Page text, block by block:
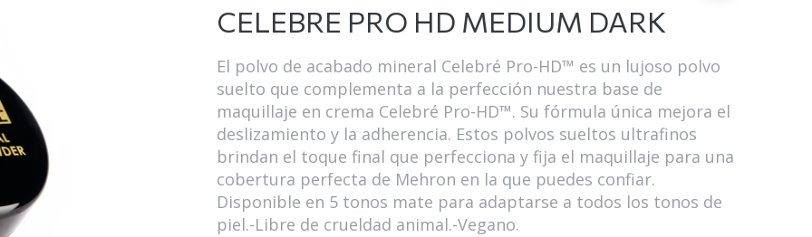
CELEBRE PRO HD MEDIUM DARK
El polvo de acabado mineral Celebré Pro-HD™ es un lujoso polvo
suelto que complementa a la perfección nuestra base de
maquillaje en crema Celebré Pro-HD™. Su fórmula única mejora el
deslizamiento y la adherencia. Estos polvos sueltos ultrafinos
brindan el toque final que perfecciona y fija el maquillaje para una
cobertura perfecta de Mehron en la que puedes confiar.
Disponible en 5 tonos mate para adaptarse a todos los tonos de
piel.-Libre de crueldad animal.-Vegano.